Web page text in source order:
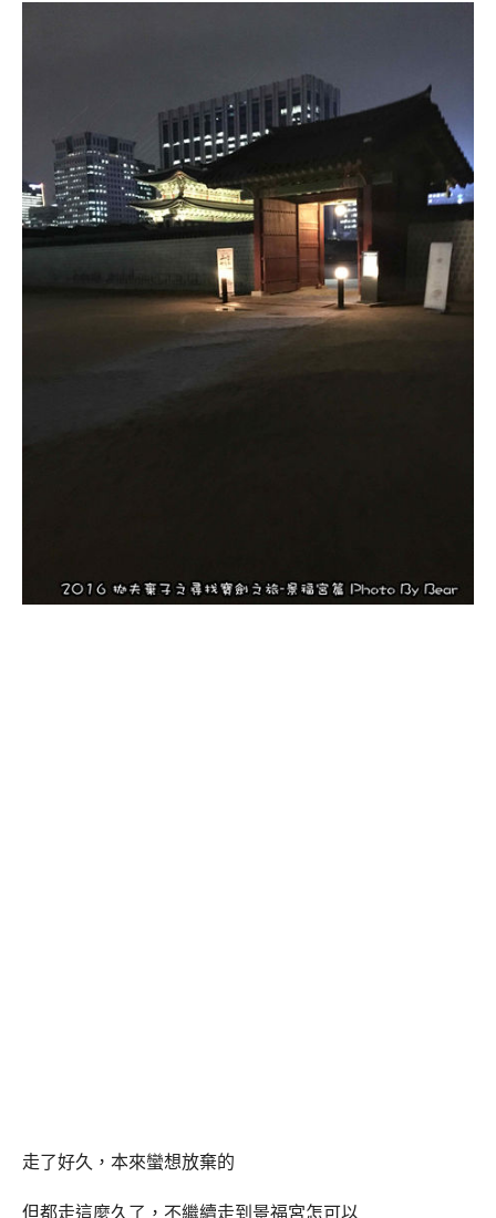
走了好久，本來蠻想放棄的
但都走這麼久了，不繼續走到景福宮怎可以